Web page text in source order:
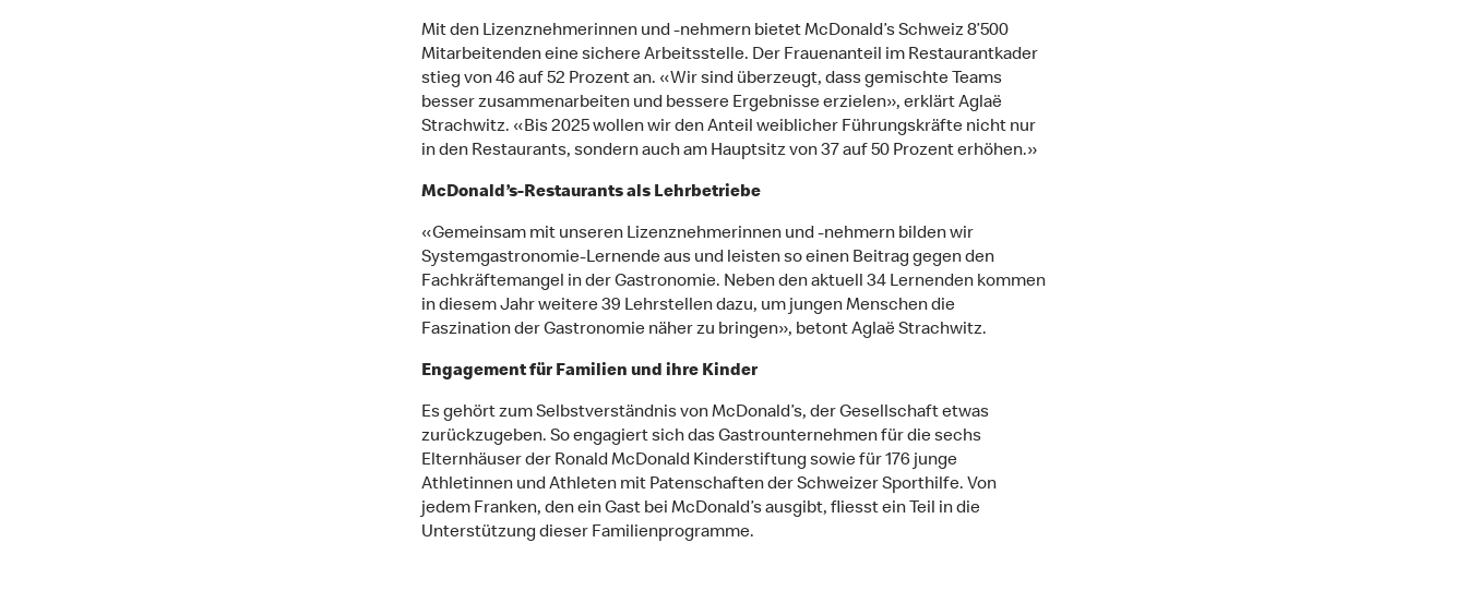
Mit den Lizenznehmerinnen und -nehmern bietet McDonald’s Schweiz 8’500
Mitarbeitenden eine sichere Arbeitsstelle. Der Frauenanteil im Restaurantkader
stieg von 46 auf 52 Prozent an. «Wir sind überzeugt, dass gemischte Teams
besser zusammenarbeiten und bessere Ergebnisse erzielen», erklärt Aglaë
Strachwitz. «Bis 2025 wollen wir den Anteil weiblicher Führungskräfte nicht nur
in den Restaurants, sondern auch am Hauptsitz von 37 auf 50 Prozent erhöhen.»
McDonald’s-Restaurants als Lehrbetriebe
«Gemeinsam mit unseren Lizenznehmerinnen und -nehmern bilden wir
Systemgastronomie-Lernende aus und leisten so einen Beitrag gegen den
Fachkräftemangel in der Gastronomie. Neben den aktuell 34 Lernenden kommen
in diesem Jahr weitere 39 Lehrstellen dazu, um jungen Menschen die
Faszination der Gastronomie näher zu bringen», betont Aglaë Strachwitz.
Engagement für Familien und ihre Kinder
Es gehört zum Selbstverständnis von McDonald’s, der Gesellschaft etwas
zurückzugeben. So engagiert sich das Gastrounternehmen für die sechs
Elternhäuser der Ronald McDonald Kinderstiftung sowie für 176 junge
Athletinnen und Athleten mit Patenschaften der Schweizer Sporthilfe. Von
jedem Franken, den ein Gast bei McDonald’s ausgibt, fliesst ein Teil in die
Unterstützung dieser Familienprogramme.